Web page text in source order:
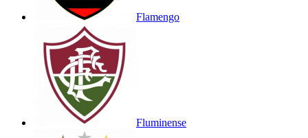
Flamengo
Fluminense